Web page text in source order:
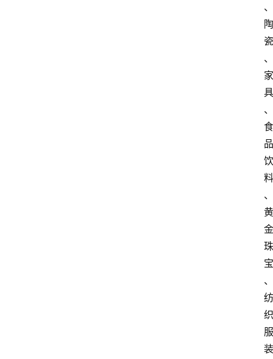
、
陶
瓷
、
家
具
、
食
品
饮
料
、
黄
金
珠
宝
、
纺
织
服
装